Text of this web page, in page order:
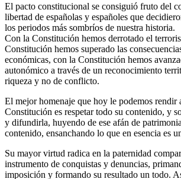
El pacto constitucional se consiguió fruto del
libertad de españolas y españoles que
los periodos más sombríos de nuestra historia.
Con la Constitución hemos derrotado el
Constitución hemos superado las
económicas, con la Constitución hemos
autonómico a través de un reconocimiento
riqueza y no de conflicto.
El mejor homenaje que hoy le podemos rendir
Constitución es respetar todo su contenido, y
y difundirla, huyendo de ese afán de
contenido, ensanchando lo que en esencia es
Su mayor virtud radica en la paternidad
instrumento de conquistas y denuncias,
imposición y formando su resultado un todo.